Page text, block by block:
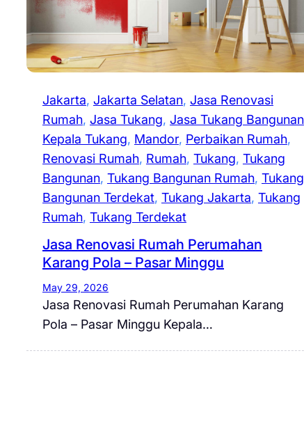
Jakarta, Jakarta Selatan, Jasa Renovasi
Rumah, Jasa Tukang, Jasa Tukang Bangunan
Kepala Tukang, Mandor, Perbaikan Rumah
Renovasi Rumah, Rumah, Tukang, Tukang
Bangunan, Tukang Bangunan Rumah, Tukang
Bangunan Terdekat, Tukang Jakarta, Tukang
Rumah, Tukang Terdekat
Jasa Renovasi Rumah Perumahan
Karang Pola – Pasar Minggu
May 29, 2026
Jasa Renovasi Rumah Perumahan Karang
Pola – Pasar Minggu Kepala…